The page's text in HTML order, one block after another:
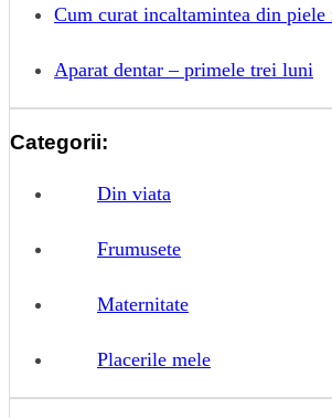
Cum curat incaltamintea din piele
Aparat dentar – primele trei luni
Categorii:
Din viata
Frumusete
Maternitate
Placerile mele